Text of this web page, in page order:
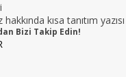
kısa tanıtım
Bizi Takip Edin!